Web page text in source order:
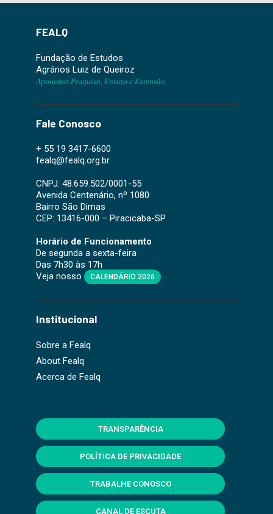
FEALQ
Fundação de Estudos
Agrários Luiz de Queiroz
Apoiamos Pesquisa, Ensino e Extensão
Fale Conosco
+ 55 19 3417-6600
fealq@fealq.org.br
CNPJ: 48.659.502/0001-55
Avenida Centenário, nº 1080
Bairro São Dimas
CEP: 13416-000 – Piracicaba-SP
Horário de Funcionamento
De segunda a sexta-feira
Das 7h30 às 17h
Veja nosso
CALENDÁRIO 2026
Institucional
Sobre a Fealq
About Fealq
Acerca de Fealq
TRANSPARÊNCIA
POLÍTICA DE PRIVACIDADE
TRABALHE CONOSCO
CANAL DE ESCUTA